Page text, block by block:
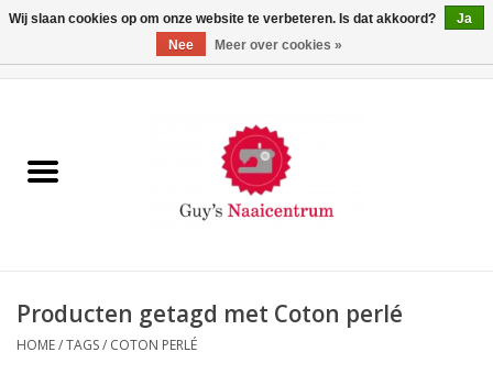
Machines
Paspoppen
Producten getagd met Coton perlé
HOME/TAGS/ COTON PERLÉ
Wij slaan cookies op om onze website te verbeteren. Is dat akkoord?
Ja
Nee
Meer over cookies »